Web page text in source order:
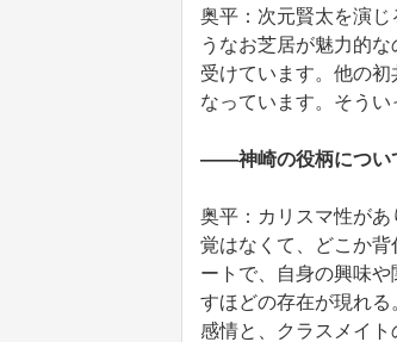
奥平：次元賢太を演
うなお芝居が魅力的
受けています。他の
なっています。そうい
――神崎の役柄につい
奥平：カリスマ性が
覚はなくて、どこか
ートで、自身の興味
すほどの存在が現れ
感情と、クラスメイ